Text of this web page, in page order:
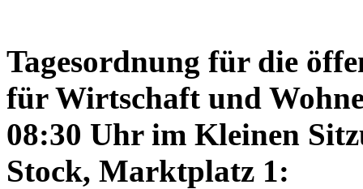
Tagesordnung für die
für Wirtschaft und
08:30 Uhr im Kleinen
Stock, Marktplatz 1: